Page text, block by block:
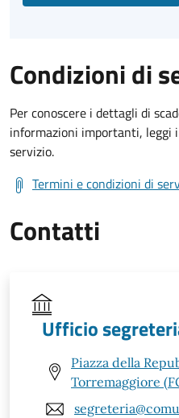
Condizioni di
Per conoscere i dettagli di
informazioni importanti, leggi
servizio.
Termini e condizioni di
Contatti
Ufficio
Piazza della
Torremaggiore